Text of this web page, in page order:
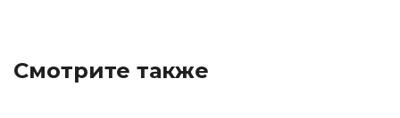
Смотрите также